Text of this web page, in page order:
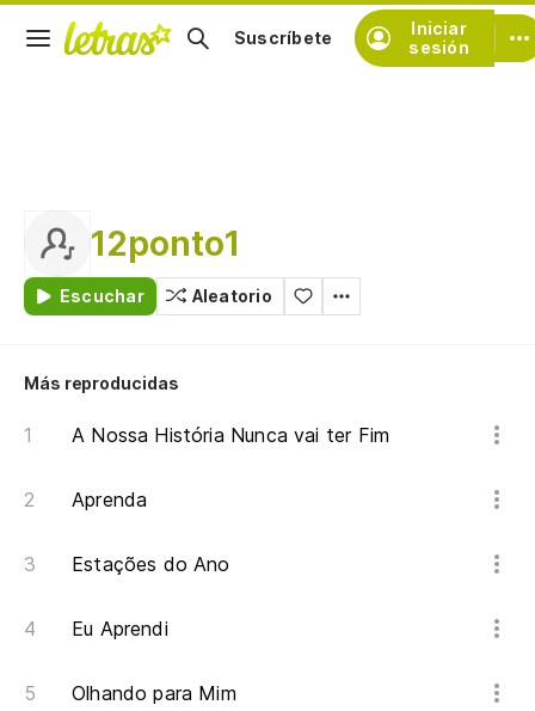
Iniciar
sesión
Suscríbete
12ponto1
Escuchar Aleatorio
Más reproducidas
A Nossa História Nunca vai ter Fim
Aprenda
Estações do Ano
Eu Aprendi
Olhando para Mim